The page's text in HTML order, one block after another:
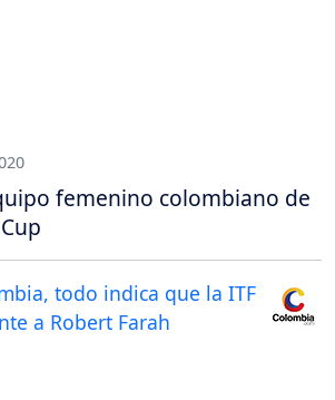
femenino colombiano de